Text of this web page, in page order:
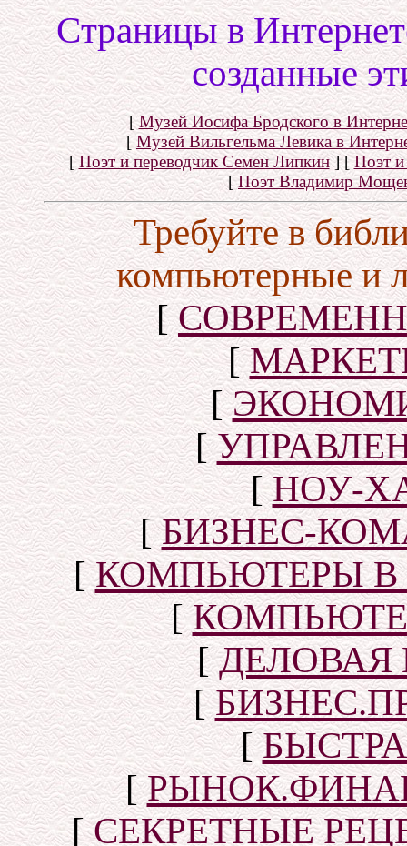
Cтраницы в
созданные
[Музей Иосифа Бродского в
[Музей Вильгельма Левика в
[Поэт и переводчик Семен Липкин] [Поэт и
[Поэт Владимир
Требуйте в
компьютерные и
[
[
[
[
[НОУ-
[БИЗНЕС-
[КОМПЬЮТЕРЫ В
[
[
[
[
[
[СЕКРЕТНЫЕ